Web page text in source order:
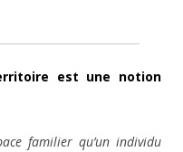
est une notion
familier qu’un individu